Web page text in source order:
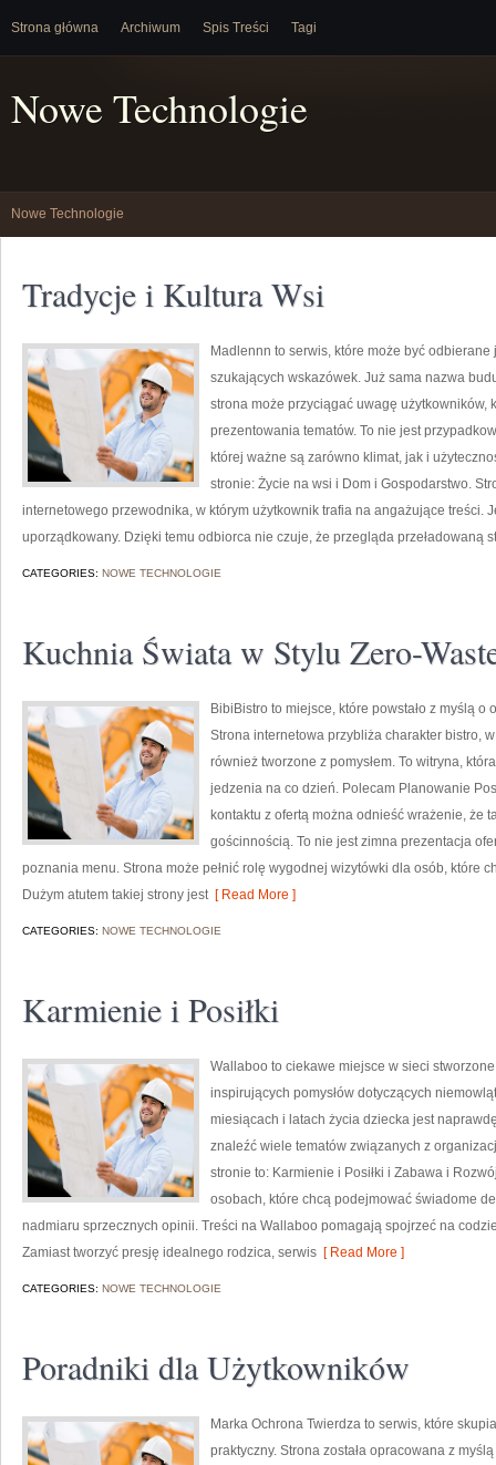
Strona główna Archiwum Spis Treści Tagi
Nowe Technologie
Nowe Technologie
Tradycje i Kultura Wsi
Madlennn to serwis, które może być
szukających wskazówek. Już sama nazwa
strona może przyciągać uwagę użytkowników,
prezentowania tematów. To nie jest
której ważne są zarówno klimat, jak i
stronie: Życie na wsi i Dom i Gospodarstwo.
internetowego przewodnika, w którym użytkownik trafia na angażujące treści.
uporządkowany. Dzięki temu odbiorca nie czuje, że przegląda przeładowaną
CATEGORIES: NOWE TECHNOLOGIE
Kuchnia Świata w Stylu Zero-
BibiBistro to miejsce, które powstało z myślą
Strona internetowa przybliża charakter bistro,
również tworzone z pomysłem. To witryna,
jedzenia na co dzień. Polecam Planowanie
kontaktu z ofertą można odnieść wrażenie, że
gościnnością. To nie jest zimna prezentacja
poznania menu. Strona może pełnić rolę wygodnej wizytówki dla osób, które
Dużym atutem takiej strony jest[ Read More ]
CATEGORIES: NOWE TECHNOLOGIE
Karmienie i Posiłki
Wallaboo to ciekawe miejsce w sieci
inspirujących pomysłów dotyczących
miesiącach i latach życia dziecka jest
znaleźć wiele tematów związanych z
stronie to: Karmienie i Posiłki i Zabawa i
osobach, które chcą podejmować świadome
nadmiaru sprzecznych opinii. Treści na Wallaboo pomagają spojrzeć na
Zamiast tworzyć presję idealnego rodzica, serwis [ Read More ]
CATEGORIES: NOWE TECHNOLOGIE
Poradniki dla Użytkowników
Marka Ochrona Twierdza to serwis, które
praktyczny. Strona została opracowana z